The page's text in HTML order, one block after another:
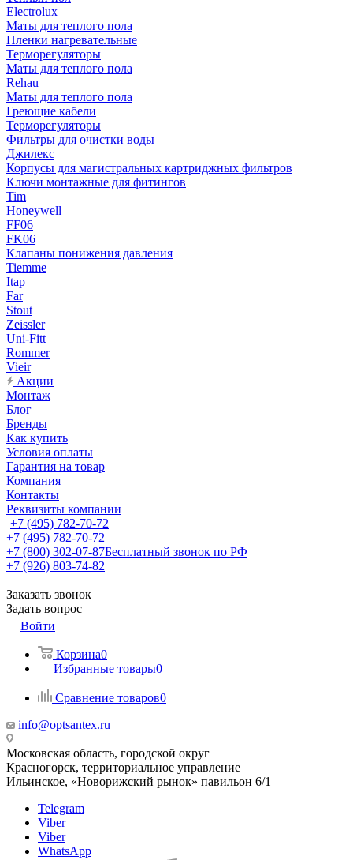
Electrolux
Маты для теплого пола
Пленки нагревательные
Терморегуляторы
Маты для теплого пола
Rehau
Маты для теплого пола
Греющие кабели
Терморегуляторы
Фильтры для очистки воды
Джилекс
Корпусы для магистральных картриджных фильтров
Ключи монтажные для фитингов
Tim
Honeywell
FF06
FK06
Клапаны понижения давления
Tiemme
Itap
Far
Stout
Zeissler
Uni-Fitt
Rommer
Vieir
Акции
Монтаж
Блог
Бренды
Как купить
Условия оплаты
Гарантия на товар
Компания
Контакты
Реквизиты компании
+7 (495) 782-70-72
+7 (495) 782-70-72
+7 (800) 302-07-87Бесплатный звонок по РФ
+7 (926) 803-74-82
Заказать звонок
Задать вопрос
Войти
Корзина0
Избранные товары0
Сравнение товаров0
info@optsantex.ru
Московская область, городской округ
Красногорск, территориальное управление
Ильинское, «Новорижский рынок» павильон 6/1
Telegram
Viber
Viber
WhatsApp